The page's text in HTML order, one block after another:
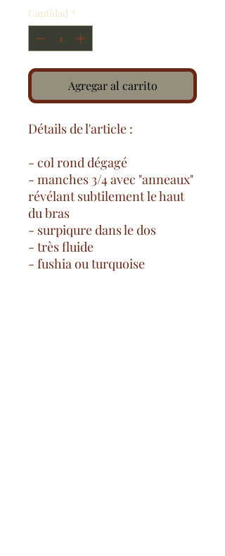
Cantidad *
Agregar al carrito
Détails de l'article :
- col rond dégagé
- manches 3/4 avec "anneaux"
révélant subtilement le haut
du bras
- surpiqure dans le dos
- très fluide
- fushia ou turquoise